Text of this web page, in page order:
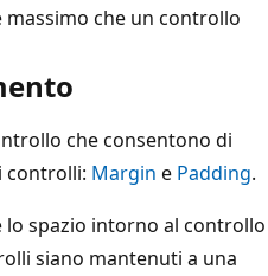
che un controllo
che consentono di
controlli: Margin e Padding.
lo spazio intorno al controllo
siano mantenuti a una